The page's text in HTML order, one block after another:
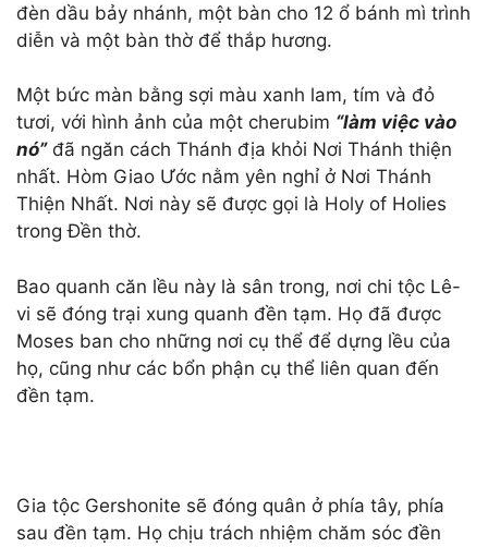
đèn dầu bảy nhánh, một bàn cho 12 ổ bánh mì trình
diễn và một bàn thờ để thắp hương.
Một bức màn bằng sợi màu xanh lam, tím và đỏ
tươi, với hình ảnh của một cherubim “làm việc vào
nó”đã ngăn cách Thánh địa khỏi Nơi Thánh thiện
nhất. Hòm Giao Ước nằm yên nghỉ ở Nơi Thánh
Thiện Nhất. Nơi này sẽ được gọi là Holy of Holies
trong Đền thờ.
Bao quanh căn lều này là sân trong, nơi chi tộc Lê-
vi sẽ đóng trại xung quanh đền tạm. Họ đã được
Moses ban cho những nơi cụ thể để dựng lều của
họ, cũng như các bổn phận cụ thể liên quan đến
đền tạm.
Gia tộc Gershonite sẽ đóng quân ở phía tây, phía
sau đền tạm. Họ chịu trách nhiệm chăm sóc đền